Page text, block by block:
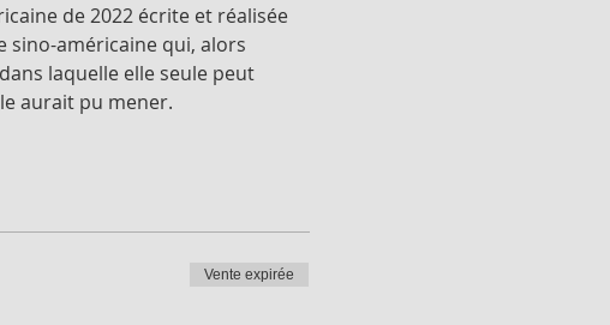
de 2022 écrite et réalisée
sino-américaine qui, alors
laquelle elle seule peut
aurait pu mener.
Vente expirée